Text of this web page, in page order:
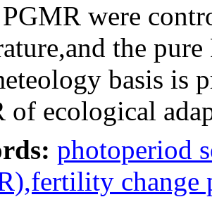
were
the
basis is
of ecological
photoperiod
change